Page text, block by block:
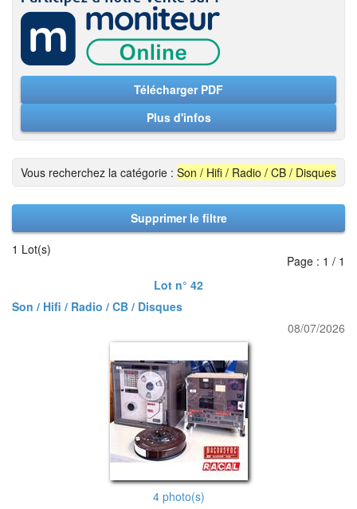
Télécharger PDF
Plus d'infos
Vous recherchez la catégorie : Son / Hifi / Radio / CB / Disques
Supprimer le filtre
1 Lot(s)
Page : 1 / 1
Lot n° 42
Son / Hifi / Radio / CB / Disques
08/07/2026
4 photo(s)